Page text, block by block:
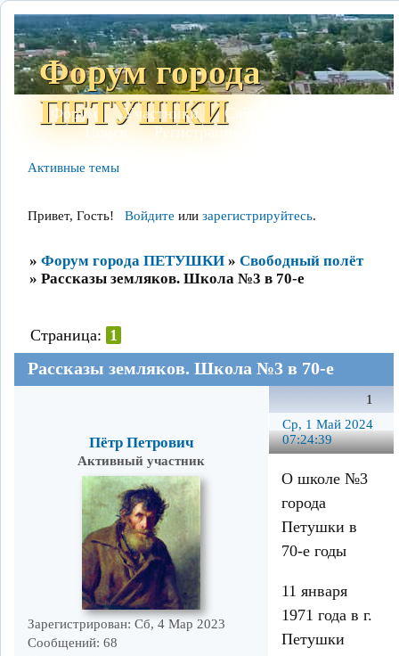
Форум города
ПЕТУШКИ
Форум Участники Сайт
Поиск
Регистрация
Активные темы
Привет, Гость! Войдите или зарегистрируйтесь.
» Форум города ПЕТУШКИ » Свободный полёт
» Рассказы земляков. Школа №3 в 70-е
Рассказы земляков. Школа №3 в 70-е
Страница: 1
1
Ср, 1 Май 2024
07:24:39
Пётр Петрович
Активный участник
Зарегистрирован: Сб, 4 Мар 2023
Сообщений: 68
О школе №3
города
Петушки в
70-е годы
11 января
1971 года в г.
Петушки